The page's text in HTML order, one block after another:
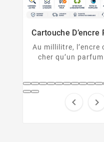
Comment
Cartouche HP non
désactiver la
cartouches HP et
 